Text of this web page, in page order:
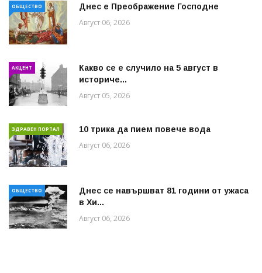
ОБЩЕСТВО Днес е Преображение Господне
Август 06, 2026
АКЦЕНТ
Какво се е случило на 5 август в
историче...
Август 05, 2026
ЗДРАВЕН ПОРТАЛ 10 трика да пием повече вода
Август 06, 2026
ОБЩЕСТВО
Днес се навършват 81 години от ужаса
в Хи...
Август 06, 2026